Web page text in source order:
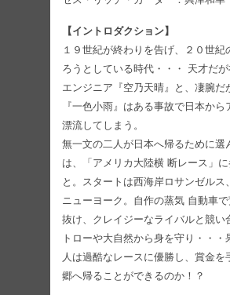
【イントロダクション】
１９世紀が終わりを告げ、２０世紀
ろうとしている時代・・・ 天才だ
エンジニア『空乃天晴』と、凄腕だ
『一色小雨』はある事故で日本から
漂流してしまう。
無一文の二人が日本へ帰るために選
は、「アメリカ大陸横 断レース」に
と。スタートは西海岸ロサンゼルス
ニューヨーク。自作の蒸気 自動車
抜け、クレイジーなライバルと競い
トローや大自然から身を守り・・・
人は過酷なレースに優勝し、賞金を
郷へ帰ることができるのか！？